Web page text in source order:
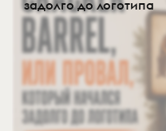
задолго до логотипа